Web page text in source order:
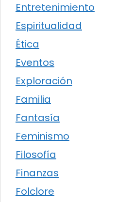
Entretenimiento
Espiritualidad
Ética
Eventos
Exploración
Familia
Fantasía
Feminismo
Filosofía
Finanzas
Folclore